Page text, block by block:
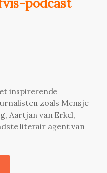
inspirerende
zoals Mensje
Aartjan van Erkel,
literair agent van